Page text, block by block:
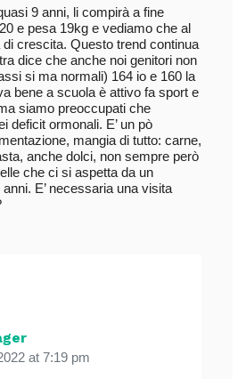
9 anni, li compirà a fine
e pesa 19kg e vediamo che al
crescita. Questo trend continua
dice che anche noi genitori non
si ma normali) 164 io e 160 la
bene a scuola è attivo fa sport e
siamo preoccupati che
deficit ormonali. E’ un pò
mangia di tutto: carne,
anche dolci, non sempre però
che ci si aspetta da un
E’ necessaria una visita
at 7:19 pm